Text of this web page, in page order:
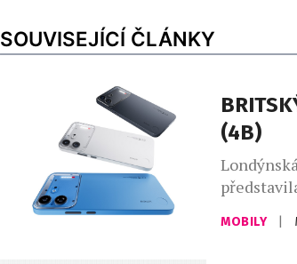
SOUVISEJÍCÍ ČLÁNKY
(4B)
se stává
MOBILY